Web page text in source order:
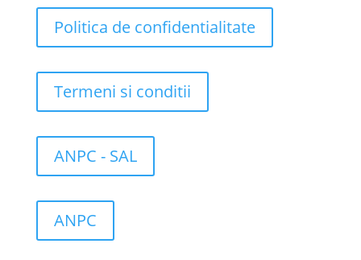
Politica de confidentialitate
Termeni si conditii
ANPC - SAL
ANPC